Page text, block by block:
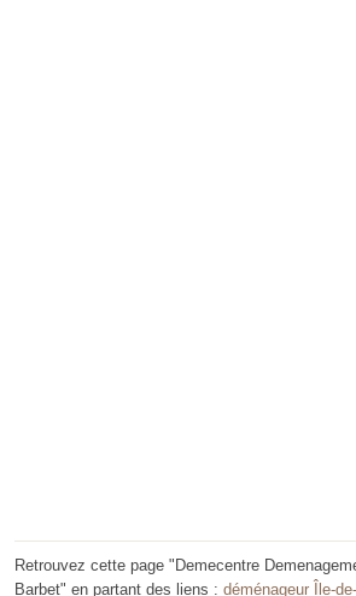
Retrouvez cette page "Demecentre
Barbet" en partant des liens : déménageur Île-